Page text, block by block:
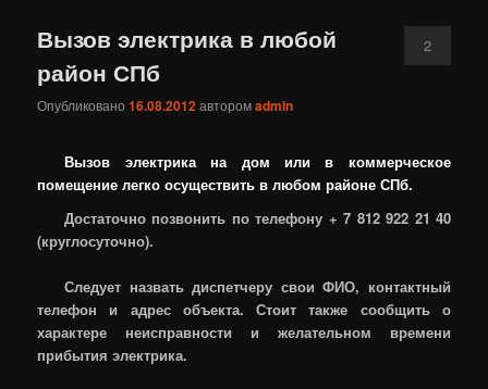
Вызов электрика в любой
район СПб
Опубликовано16.08.2012авторомadmin
2
Вызов электрика на дом или в коммерческое
помещение легко осуществить в любом районе СПб.
Достаточно позвонить по телефону + 7 812 922 21 40
(круглосуточно).
Следует назвать диспетчеру свои ФИО, контактный
телефон и адрес объекта. Стоит также сообщить о
характере неисправности и желательном времени
прибытия электрика.